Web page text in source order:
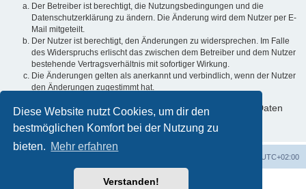
Diese Website nutzt Cookies, um dir den
bestmöglichen Komfort bei der Nutzung zu
bieten. Mehr erfahren
Verstanden!
Der Betreiber ist berechtigt, die Nutzungsbedingungen und die
Datenschutzerklärung zu ändern. Die Änderung wird dem Nutzer per E-
Mail mitgeteilt.
Der Nutzer ist berechtigt, den Änderungen zu widersprechen. Im Falle
des Widerspruchs erlischt das zwischen dem Betreiber und dem Nutzer
bestehende Vertragsverhältnis mit sofortiger Wirkung.
Die Änderungen gelten als anerkannt und verbindlich, wenn der Nutzer
den Änderungen zugestimmt hat.
Informationen über den Umgang mit deinen persönlichen Daten
sind in der Datenschutzerklärung enthalten.
UTC+02:00
Powered byphpBB® Forum Software © phpBB Limited